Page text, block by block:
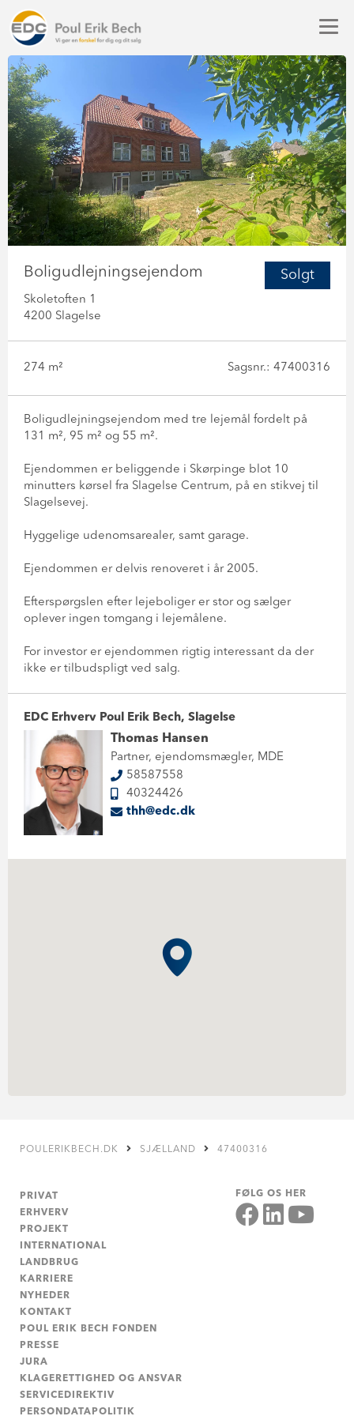
Solgt
Boligudlejningsejendom
Skoletoften 1
4200 Slagelse
274 m² Sagsnr.: 47400316
Boligudlejningsejendom med tre lejemål fordelt på
131 m², 95 m² og 55 m².
Ejendommen er beliggende i Skørpinge blot 10
minutters kørsel fra Slagelse Centrum, på en stikvej til
Slagelsevej.
Hyggelige udenomsarealer, samt garage.
Ejendommen er delvis renoveret i år 2005.
Efterspørgslen efter lejeboliger er stor og sælger
oplever ingen tomgang i lejemålene.
For investor er ejendommen rigtig interessant da der
ikke er tilbudspligt ved salg.
EDC Erhverv Poul Erik Bech, Slagelse
Thomas Hansen
Partner, ejendomsmægler, MDE
58587558
40324426
thh@edc.dk
POULERIKBECH.DK SJÆLLAND 47400316
PRIVAT
ERHVERV
PROJEKT
INTERNATIONAL
LANDBRUG
KARRIERE
NYHEDER
KONTAKT
POUL ERIK BECH FONDEN
PRESSE
JURA
KLAGERETTIGHED OG ANSVAR
SERVICEDIREKTIV
PERSONDATAPOLITIK
FØLG OS HER